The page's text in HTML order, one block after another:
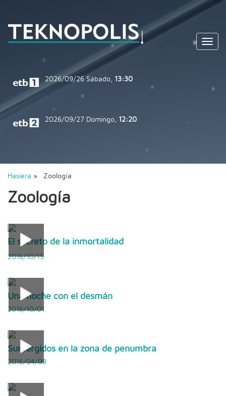
2026/09/26 Sábado, 13:30
2026/09/27 Domingo, 12:20
Hasiera » Zoología
Zoología
El secreto de la inmortalidad
2016/10/15
Una noche con el desmán
2016/10/01
Sumergidos en la zona de penumbra
2016/04/09